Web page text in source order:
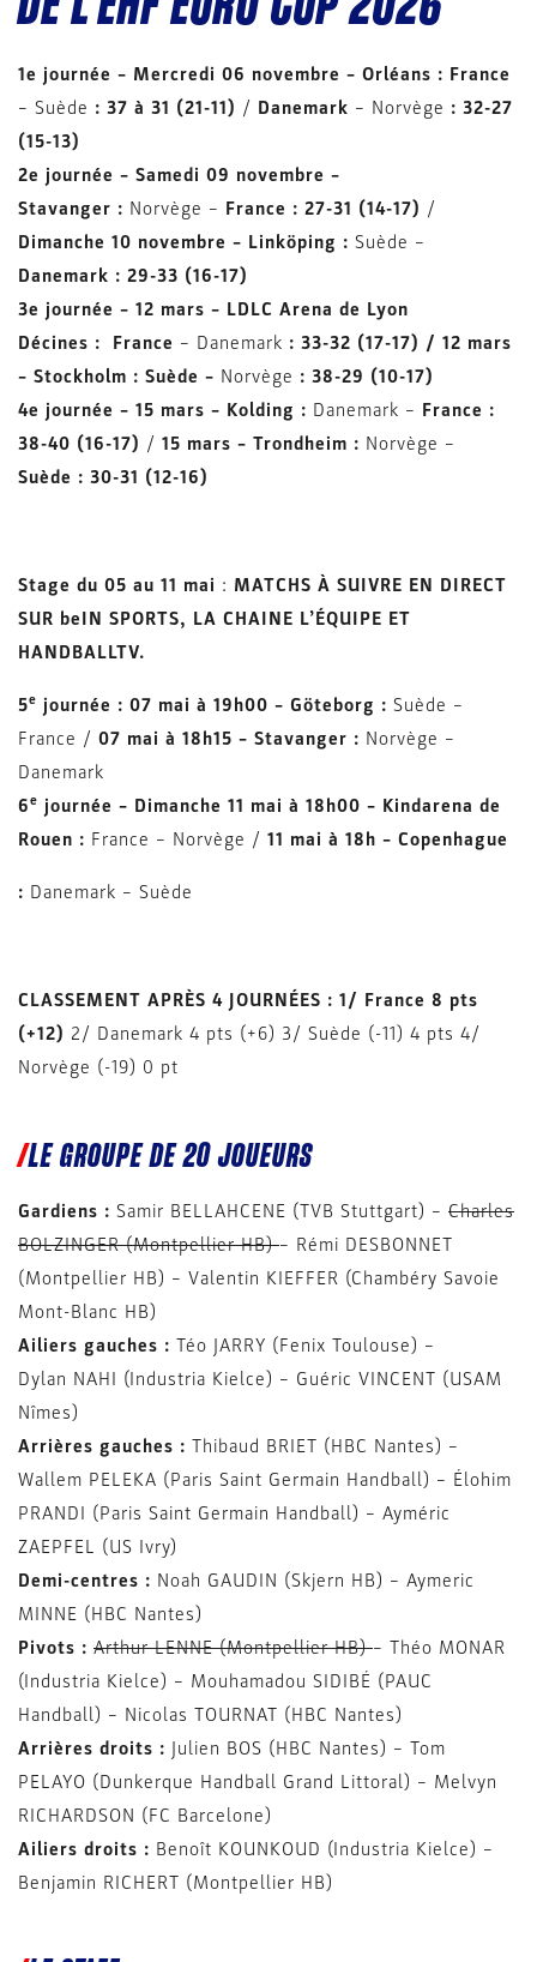
1e journée – Mercredi 06 novembre – Orléans : France
– Suède : 37 à 31 (21-11) / Danemark – Norvège : 32-27
(15-13)
2e journée – Samedi 09 novembre –
Stavanger : Norvège – France : 27-31 (14-17) /
Dimanche 10 novembre – Linköping : Suède –
Danemark : 29-33 (16-17)
3e journée – 12 mars – LDLC Arena de Lyon
Décines : France – Danemark : 33-32 (17-17) / 12 mars
– Stockholm : Suède – Norvège : 38-29 (10-17)
4e journée – 15 mars – Kolding : Danemark – France :
38-40 (16-17) / 15 mars – Trondheim : Norvège –
Suède : 30-31 (12-16)
Stage du 05 au 11 mai : MATCHS À SUIVRE EN DIRECT
SUR beIN SPORTS, LA CHAINE L’ÉQUIPE ET
HANDBALLTV.
5e journée : 07 mai à 19h00 – Göteborg : Suède –
France / 07 mai à 18h15 – Stavanger : Norvège –
Danemark
6e journée – Dimanche 11 mai à 18h00 – Kindarena de
Rouen : France – Norvège / 11 mai à 18h – Copenhague
: Danemark – Suède
CLASSEMENT APRÈS 4 JOURNÉES : 1/ France 8 pts
(+12) 2/ Danemark 4 pts (+6) 3/ Suède (-11) 4 pts 4/
Norvège (-19) 0 pt
LE GROUPE DE 20 JOUEURS
Gardiens : Samir BELLAHCENE (TVB Stuttgart) – Charles
BOLZINGER (Montpellier HB)– Rémi DESBONNET
(Montpellier HB) – Valentin KIEFFER (Chambéry Savoie
Mont-Blanc HB)
Ailiers gauches : Téo JARRY (Fenix Toulouse) –
Dylan NAHI (Industria Kielce) – Guéric VINCENT (USAM
Nîmes)
Arrières gauches : Thibaud BRIET (HBC Nantes) –
Wallem PELEKA (Paris Saint Germain Handball) – Élohim
PRANDI (Paris Saint Germain Handball) – Ayméric
ZAEPFEL (US Ivry)
Demi-centres : Noah GAUDIN (Skjern HB) – Aymeric
MINNE (HBC Nantes)
Pivots : Arthur LENNE (Montpellier HB)– Théo MONAR
(Industria Kielce) – Mouhamadou SIDIBÉ (PAUC
Handball) – Nicolas TOURNAT (HBC Nantes)
Arrières droits : Julien BOS (HBC Nantes) – Tom
PELAYO (Dunkerque Handball Grand Littoral) – Melvyn
RICHARDSON (FC Barcelone)
Ailiers droits : Benoît KOUNKOUD (Industria Kielce) –
Benjamin RICHERT (Montpellier HB)